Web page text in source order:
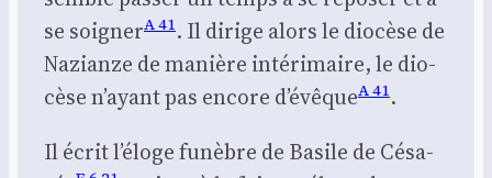
se soi­gnerA 41. Il dirige alors le dio­cèse de
Nazianze de manière inté­ri­maire, le dio­
cèse n’ayant pas encore d’é­vêqueA 41.
Il écrit l’é­loge funèbre de Basile de Césa­